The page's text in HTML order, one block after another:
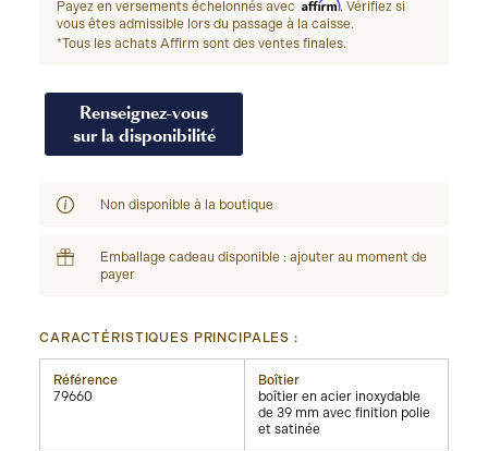
Payez en versements échelonnés avec Affirm. Vérifiez si
vous êtes admissible lors du passage à la caisse.
*Tous les achats Affirm sont des ventes finales.
Renseignez-vous
sur la disponibilité
Non disponible à la boutique
Emballage cadeau disponible : ajouter au moment de
payer
CARACTÉRISTIQUES PRINCIPALES :
Référence
79660
Boîtier
boîtier en acier inoxydable
de 39 mm avec finition polie
et satinée